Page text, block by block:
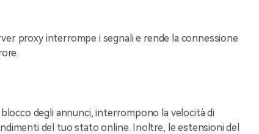
proxy interrompe i segnali e rende la connessione
degli annunci, interrompono la velocità di
del tuo stato online. Inoltre, le estensioni del